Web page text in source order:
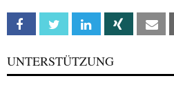
Facebook Twitter Linkedin Xing
UNTERSTÜTZUNG